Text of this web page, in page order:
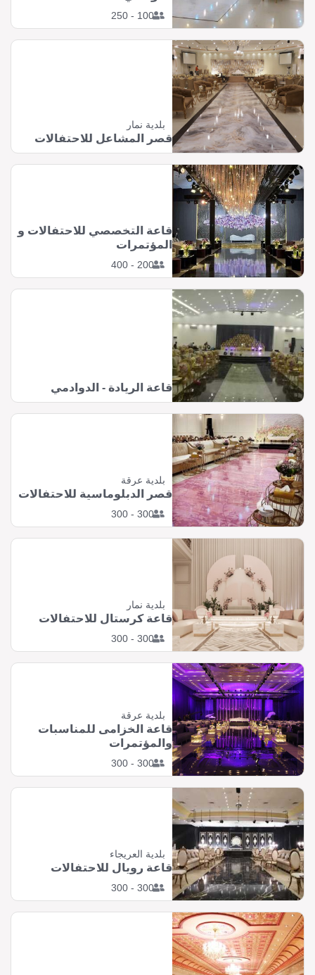
100 - 250
بلدية نمار
قصر المشاعل للاحتفالات
200 - 400
قاعة التخصصي للاحتفالات و
المؤتمرات
قاعة الريادة - الدوادمي
بلدية عرقة
300 - 300
قصر الدبلوماسية للاحتفالات
بلدية نمار
300 - 300
قاعة كرستال للاحتفالات
بلدية عرقة
300 - 300
قاعة الخزامى للمناسبات
والمؤتمرات
بلدية العريجاء
300 - 300
قاعة رويال للاحتفالات